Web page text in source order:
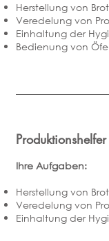
Herstellung von
Veredelung von
Einhaltung der
Bedienung von
Ihre Aufgaben:
Herstellung von
Veredelung von
Einhaltung der